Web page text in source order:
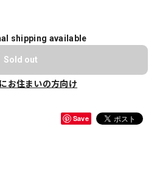
shipping available
Sold out
お住まいの方向け
Save